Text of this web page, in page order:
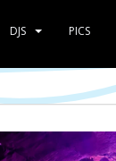
DJS PICS